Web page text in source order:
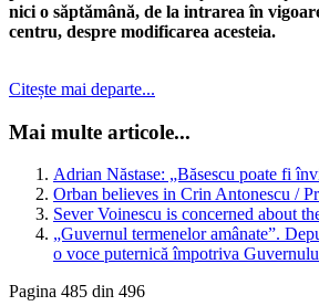
nici o săptămână, de la intrarea în
centru, despre modificarea acesteia.
Citește mai departe...
Mai multe articole...
Adrian Năstase: „Băsescu poate fi
Orban believes in Crin Antonescu /
Sever Voinescu is concerned about
„Guvernul termenelor amânate”.
o voce puternică împotriva
Pagina 485 din 496